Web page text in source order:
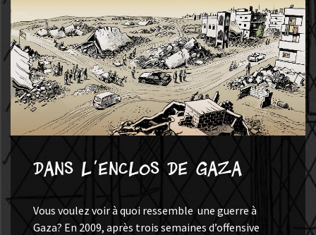
Dans l'enclos de Gaza
Vous voulez voir à quoi ressemble une guerre à
Gaza? En 2009, après trois semaines d’offensive